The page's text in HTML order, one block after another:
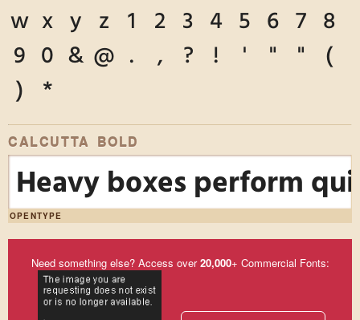
w
x y z 1 2 3 4 5 6 7
8
9
0 & @ . , ? ! ' " "
(
)
*
CALCUTTA BOLD
Heavy boxes perform
OPENTYPE
Need something else? Access over20,000+ Commercial Fonts: